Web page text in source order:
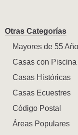
Otras Categorías
Mayores de 55
Casas con Piscina
Casas Históricas
Casas Ecuestres
Código Postal
Áreas Populares